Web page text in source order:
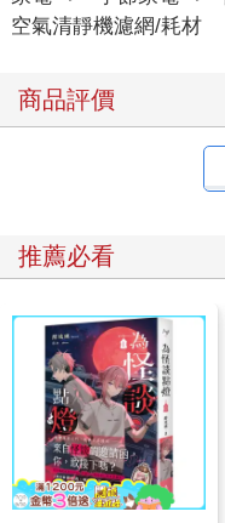
空氣清靜機濾網/耗材
商品評價
推薦必看